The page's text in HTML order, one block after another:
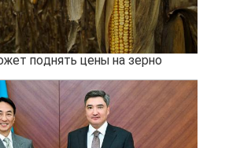
поднять цены на зерно